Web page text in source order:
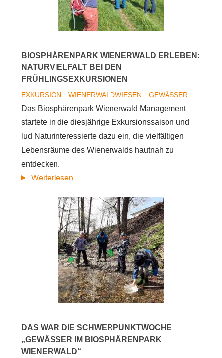
BIOSPHÄRENPARK WIENERWALD ERLEBEN:
NATURVIELFALT BEI DEN
FRÜHLINGSEXKURSIONEN
EXKURSION WIENERWALDWIESEN GEWÄSSER
Das Biosphärenpark Wienerwald Management
startete in die diesjährige Exkursionssaison und
lud Naturinteressierte dazu ein, die vielfältigen
Lebensräume des Wienerwalds hautnah zu
entdecken.
Weiterlesen
erleben:
Naturvielfalt
bei
den
Frühlingsexkursionen
DAS WAR DIE SCHWERPUNKTWOCHE
„GEWÄSSER IM BIOSPHÄRENPARK
WIENERWALD“